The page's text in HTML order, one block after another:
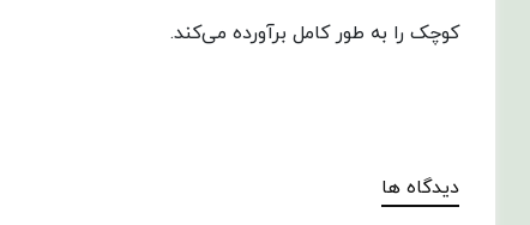
کوچک را به طور کامل برآورده می‌کند.
دیدگاه ها